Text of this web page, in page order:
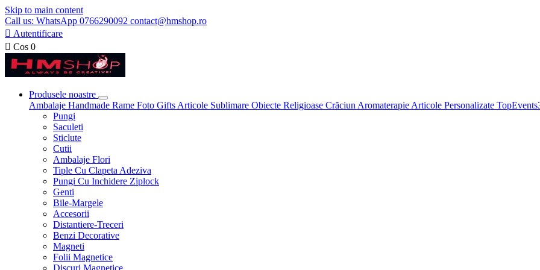
Skip to main content
Call us: WhatsApp 0766290092 contact@hmshop.ro
 Autentificare
 Cos 0
Produsele noastre
Ambalaje Handmade Rame Foto Gifts Articole Sublimare Obiecte Religioase Crăciun Aromaterapie Articole Personalizate
Pungi
Saculeti
Sticlute
Cutii
Ambalaje Flori
Tiple Cu Clapeta Adeziva
Pungi Cu Inchidere Ziplock
Genti
Bile-Margele
Accesorii
Distantiere-Treceri
Benzi Decorative
Magneti
Folii Magnetice
Discuri Magnetice